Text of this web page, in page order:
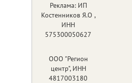
Реклама: ИП
Костенников Я.О ,
ИНН
575300050627
ООО "Регион
центр", ИНН
4817003180